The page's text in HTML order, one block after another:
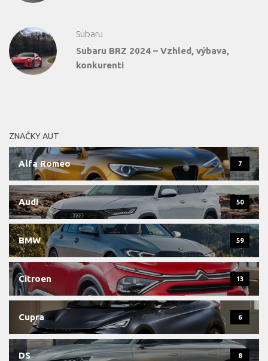
Subaru
Subaru BRZ 2024 – Vzhled, výbava,
konkurenti
ZNAČKY AUT
Alfa Romeo 7
Audi 50
BMW 59
Citroen 13
Cupra 6
DS 8